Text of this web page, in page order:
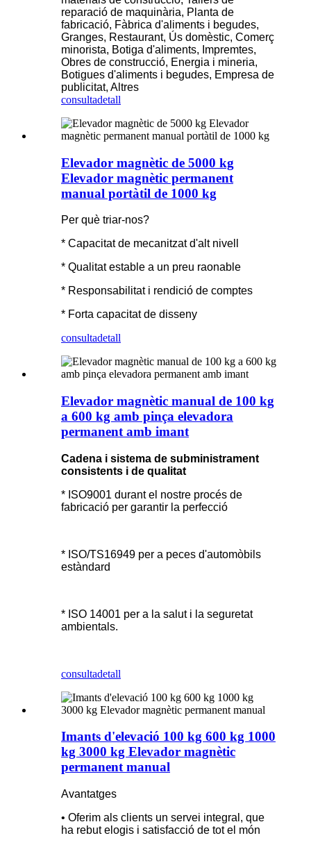
reparació de maquinària, Planta de
fabricació, Fàbrica d'aliments i begudes,
Granges, Restaurant, Ús domèstic, Comerç
minorista, Botiga d'aliments, Impremtes,
Obres de construcció, Energia i mineria,
Botigues d'aliments i begudes, Empresa de
publicitat, Altres
consultadetall
Elevador magnètic de 5000 kg
Elevador magnètic permanent
manual portàtil de 1000 kg
Per què triar-nos?
* Capacitat de mecanitzat d'alt nivell
* Qualitat estable a un preu raonable
* Responsabilitat i rendició de comptes
* Forta capacitat de disseny
consultadetall
Elevador magnètic manual de 100 kg
a 600 kg amb pinça elevadora
permanent amb imant
Cadena i sistema de subministrament
consistents i de qualitat
* ISO9001 durant el nostre procés de
fabricació per garantir la perfecció
* ISO/TS16949 per a peces d'automòbils
estàndard
* ISO 14001 per a la salut i la seguretat
ambientals.
consultadetall
Imants d'elevació 100 kg 600 kg 1000
kg 3000 kg Elevador magnètic
permanent manual
Avantatges
• Oferim als clients un servei integral, que
ha rebut elogis i satisfacció de tot el món